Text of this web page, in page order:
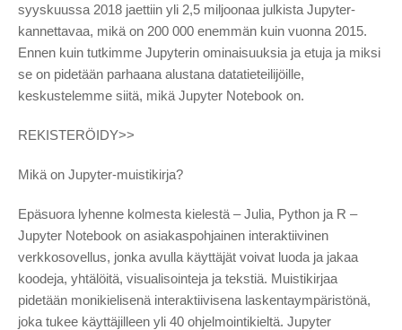
syyskuussa 2018 jaettiin yli 2,5 miljoonaa julkista Jupyter-
kannettavaa, mikä on 200 000 enemmän kuin vuonna 2015.
Ennen kuin tutkimme Jupyterin ominaisuuksia ja etuja ja miksi
se on pidetään parhaana alustana datatieteilijöille,
keskustelemme siitä, mikä Jupyter Notebook on.
REKISTERÖIDY>>
Mikä on Jupyter-muistikirja?
Epäsuora lyhenne kolmesta kielestä – Julia, Python ja R –
Jupyter Notebook on asiakaspohjainen interaktiivinen
verkkosovellus, jonka avulla käyttäjät voivat luoda ja jakaa
koodeja, yhtälöitä, visualisointeja ja tekstiä. Muistikirjaa
pidetään monikielisenä interaktiivisena laskentaympäristönä,
joka tukee käyttäjilleen yli 40 ohjelmointikieltä. Jupyter